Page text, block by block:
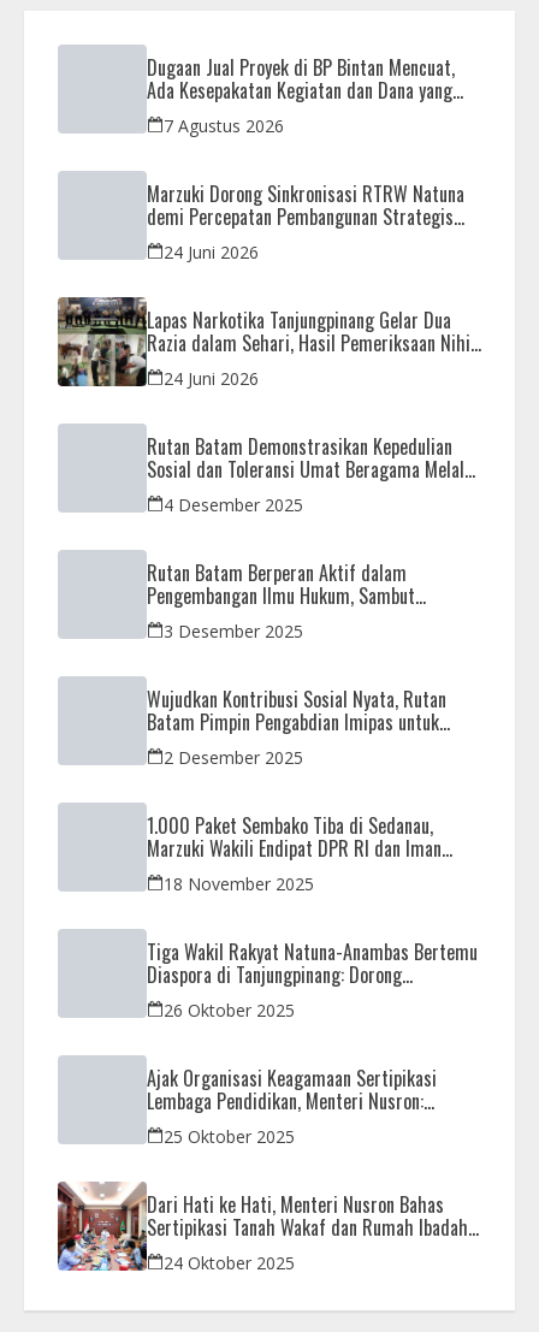
Dugaan Jual Proyek di BP Bintan Mencuat,
Ada Kesepakatan Kegiatan dan Dana yang
Dikembalikan
7 Agustus 2026
Marzuki Dorong Sinkronisasi RTRW Natuna
demi Percepatan Pembangunan Strategis
Daerah
24 Juni 2026
Lapas Narkotika Tanjungpinang Gelar Dua
Razia dalam Sehari, Hasil Pemeriksaan Nihil
Barang Terlarang
24 Juni 2026
Rutan Batam Demonstrasikan Kepedulian
Sosial dan Toleransi Umat Beragama Melalui
Doa Bersama Korban Bencana
4 Desember 2025
Rutan Batam Berperan Aktif dalam
Pengembangan Ilmu Hukum, Sambut
Kunjungan Observasi Mahasiswa UIB
3 Desember 2025
Wujudkan Kontribusi Sosial Nyata, Rutan
Batam Pimpin Pengabdian Imipas untuk
Negeri di Masjid Syahrom Ba’dawi
2 Desember 2025
1.000 Paket Sembako Tiba di Sedanau,
Marzuki Wakili Endipat DPR RI dan Iman
Sutiawan Kawal Reses di Natuna
18 November 2025
Tiga Wakil Rakyat Natuna-Anambas Bertemu
Diaspora di Tanjungpinang: Dorong
Pemekaran Provinsi dan Jamin Pemerataan
Pembangunan
26 Oktober 2025
Ajak Organisasi Keagamaan Sertipikasi
Lembaga Pendidikan, Menteri Nusron:
Sebagai Early Warning System
25 Oktober 2025
Dari Hati ke Hati, Menteri Nusron Bahas
Sertipikasi Tanah Wakaf dan Rumah Ibadah
di Kaltim
24 Oktober 2025